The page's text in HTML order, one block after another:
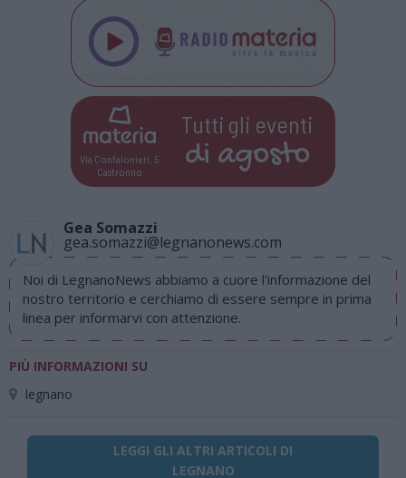
Via Confalonieri, 5
Castronno
Tutti gli eventi
di agosto
Gea Somazzi
gea.somazzi@legnanonews.com
Noi di LegnanoNews abbiamo a cuore l'informazione del
nostro territorio e cerchiamo di essere sempre in prima
linea per informarvi con attenzione.
PIÙ INFORMAZIONI SU
legnano
LEGGI GLI ALTRI ARTICOLI DI
LEGNANO